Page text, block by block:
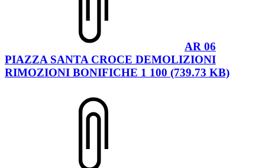
AR 06
PIAZZA SANTA CROCE DEMOLIZIONI
RIMOZIONI BONIFICHE 1 100 (739.73 KB)